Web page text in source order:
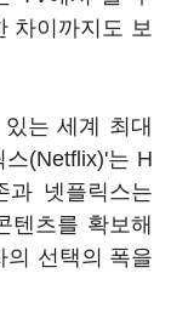
차이까지도 보
는 세계 최대
(Netflix)'는 H
과 넷플릭스는
텐츠를 확보해
의 선택의 폭을